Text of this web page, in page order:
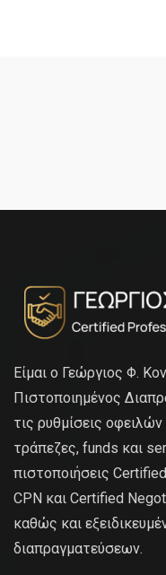
Είμαι ο Γεώργιος Φ.
Πιστοποιημένος
τις ρυθμίσεις
τράπεζες, funds και
πιστοποιήσεις
CPN και Certified
καθώς και
διαπραγματεύσεων.